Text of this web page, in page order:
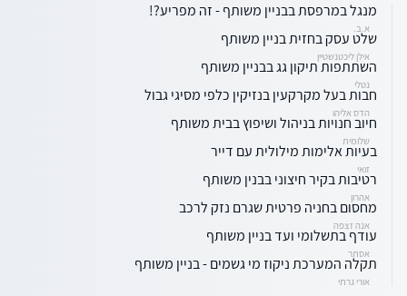
מנגל במרפסת בבניין משותף - זה מפריע?!
א.ב.
שלט עסק בחזית בניין משותף
אילן ליכטנשטיין
השתתפות תיקון גג בבניין משותף
נטלי
חבות בעל מקרקעין בנזיקין כלפי מסיגי גבול
הדס אליהו
חיוב חנויות בניהול ושיפוץ בבית משותף
שלומית
בעיות אלימות מילולית עם דייר
זואי
רטיבות בקיר חיצוני בבנין משותף
אהרון
מחסום בחניה פרטית שגרם נזק לרכב
אנה זצפה
עודף בתשלומי ועד בניין משותף
אסתר
תקלה המערכת ניקוז מי גשמים - בניין משותף
אורי גרתי